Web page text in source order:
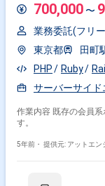
700,000 〜
業務委託(フリ
東京都
田町
PHP
Ruby
サーバーサイド
作業内容 既存の会員
す。
5年前・ 提供元: アットエン